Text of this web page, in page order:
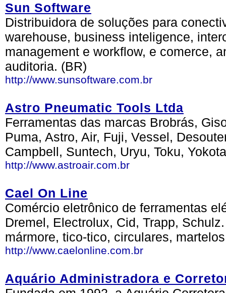
Sun Software
Distribuidora de soluções para
warehouse, business inteligence,
management e workflow, e comerce,
auditoria. (BR)
http://www.sunsoftware.com.br
Astro Pneumatic Tools Ltda
Ferramentas das marcas Brobrás,
Puma, Astro, Air, Fuji, Vessel,
Campbell, Suntech, Uryu, Toku,
http://www.astroair.com.br
Cael On Line
Comércio eletrônico de ferramentas
Dremel, Electrolux, Cid, Trapp,
mármore, tico-tico, circulares,
http://www.caelonline.com.br
Aquário Administradora e